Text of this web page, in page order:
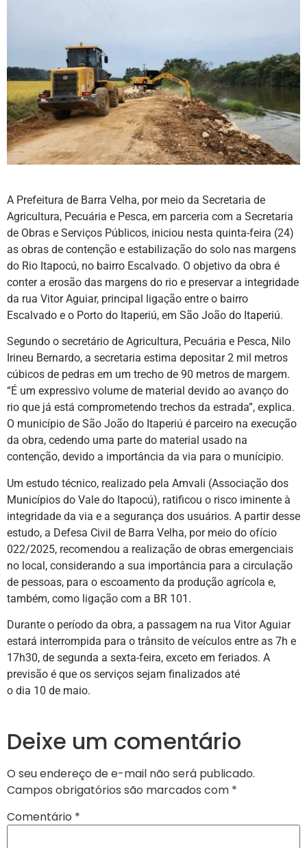
A Prefeitura de Barra Velha, por meio da Secretaria de
Agricultura, Pecuária e Pesca, em parceria com a Secretaria
de Obras e Serviços Públicos, iniciou nesta quinta-feira (24)
as obras de contenção e estabilização do solo nas margens
do Rio Itapocú, no bairro Escalvado. O objetivo da obra é
conter a erosão das margens do rio e preservar a integridade
da rua Vitor Aguiar, principal ligação entre o bairro
Escalvado e o Porto do Itaperiú, em São João do Itaperiú.
Segundo o secretário de Agricultura, Pecuária e Pesca, Nilo
Irineu Bernardo, a secretaria estima depositar 2 mil metros
cúbicos de pedras em um trecho de 90 metros de margem.
“É um expressivo volume de material devido ao avanço do
rio que já está comprometendo trechos da estrada”, explica.
O município de São João do Itaperiú é parceiro na execução
da obra, cedendo uma parte do material usado na
contenção, devido a importância da via para o munícipio.
Um estudo técnico, realizado pela Amvali (Associação dos
Municípios do Vale do Itapocú), ratificou o risco iminente à
integridade da via e a segurança dos usuários. A partir desse
estudo, a Defesa Civil de Barra Velha, por meio do ofício
022/2025, recomendou a realização de obras emergenciais
no local, considerando a sua importância para a circulação
de pessoas, para o escoamento da produção agrícola e,
também, como ligação com a BR 101.
Durante o período da obra, a passagem na rua Vitor Aguiar
estará interrompida para o trânsito de veículos entre as 7h e
17h30, de segunda a sexta-feira, exceto em feriados. A
previsão é que os serviços sejam finalizados até
o dia 10 de maio.
Deixe um comentário
O seu endereço de e-mail não será publicado.
Campos obrigatórios são marcados com *
Comentário *